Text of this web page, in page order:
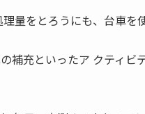
量をとろうにも、台車を
補充といったア クティビ